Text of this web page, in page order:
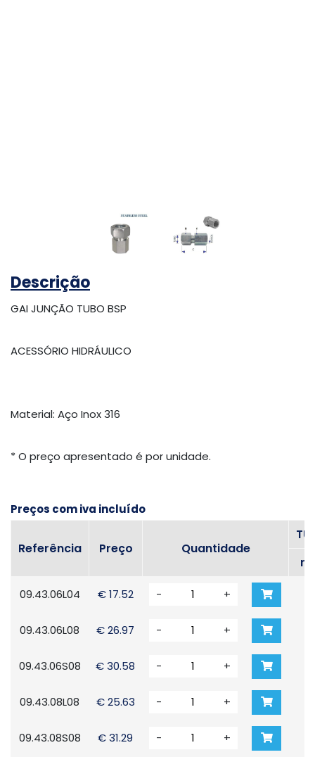
Descrição
GAI JUNÇÃO TUBO BSP
ACESSÓRIO HIDRÁULICO
Material: Aço Inox 316
* O preço apresentado é por unidade.
Preços com iva incluído
Referência Preço Quantidade
09.43.06L04 € 17.52 - +
09.43.06L08 € 26.97 - +
09.43.06S08 € 30.58 - +
09.43.08L08 € 25.63 - +
09.43.08S08 € 31.29 - +